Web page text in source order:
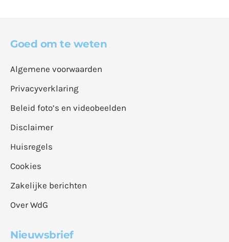
Goed om te weten
Algemene voorwaarden
Privacyverklaring
Beleid foto’s en videobeelden
Disclaimer
Huisregels
Cookies
Zakelijke berichten
Over WdG
Nieuwsbrief